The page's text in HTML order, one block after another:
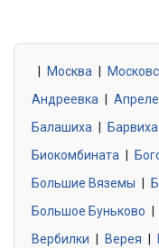
0
0 объявлений
Москва
Андреевка
Балашиха
Барвиха
Биокомбината
Большие Вяземы
Большое Буньково
Вербилки
Верея